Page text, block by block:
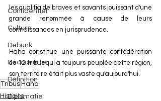
Confidentiel
Culture
Debunk
Découverte
Définition
Diplomatie
les qualifia de braves et savants jouissant d'une
grande renommée à cause de leurs
connaissances en jurisprudence.
Haha constitue une puissante confédération
de 12 tribus qui a toujours peuplée cette région,
son territoire était plus vaste qu'aujourd'hui.
Tribus Haha
Histoire